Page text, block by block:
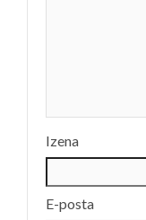
Izena
E-posta